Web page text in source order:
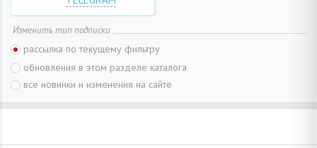
Изменить тип подписки
рассылка по текущему фильтру
обновления в этом разделе каталога
все новинки и изменения на сайте